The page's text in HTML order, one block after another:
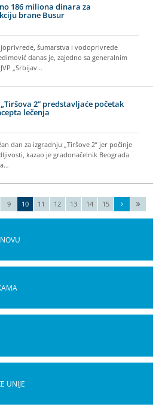
186 miliona dinara za
brane Busur
šumarstva i vodoprivrede
danas je, zajedno sa generalnim
„Srbijav…
2” predstavljaće početak
lečenja
dan za izgradnju „Tiršove 2” jer počinje
kazao je gradonačelnik Beograda
9 10 11 12 13 14 15
UNIJE